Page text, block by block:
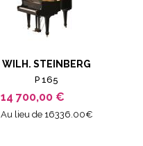
WILH. STEINBERG
P 165
14 700,00 €
Au lieu de 16336.00€